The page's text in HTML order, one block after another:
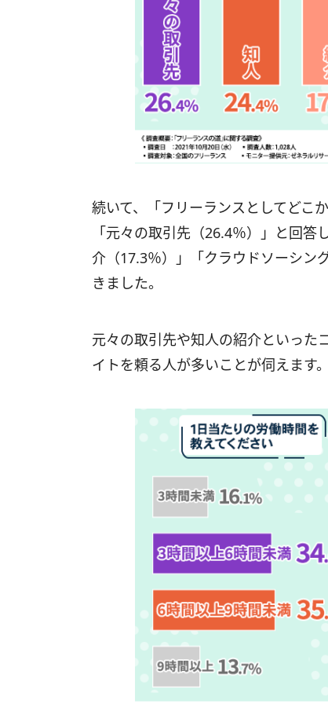
続いて、「フリーランスとしてどこ
「元々の取引先（26.4％）」と回
介（17.3％）」「クラウドソーシン
きました。
元々の取引先や知人の紹介といった
イトを頼る人が多いことが伺えます。